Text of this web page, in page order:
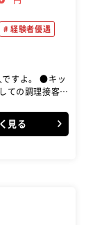
経験者優遇
。 ●キッ
ての調理接客
見る